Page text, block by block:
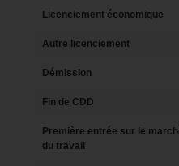
Licenciement économique
Autre licenciement
Démission
Fin de CDD
Première entrée sur le
du travail